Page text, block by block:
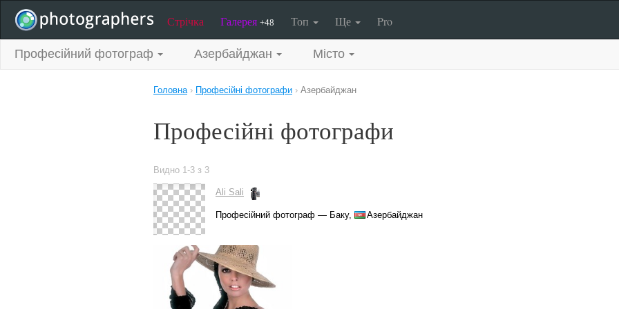
Стрічка Галерея +48 Топ Ще Pro
Професійний фотограф Азербайджан Місто
Головна› Професійні фотографи › Азербайджан
Професійні фотографи
Видно 1-3 з 3
Ali Sali
Професійний фотограф — Баку, Азербайджан